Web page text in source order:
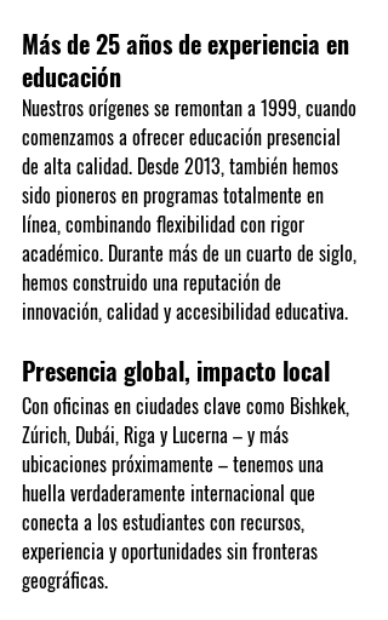
Más de 25 años de experiencia en
educación
Nuestros orígenes se remontan a 1999, cuando
comenzamos a ofrecer educación presencial
de alta calidad. Desde 2013, también hemos
sido pioneros en programas totalmente en
línea, combinando flexibilidad con rigor
académico. Durante más de un cuarto de siglo,
hemos construido una reputación de
innovación, calidad y accesibilidad educativa.
Presencia global, impacto local
Con oficinas en ciudades clave como Bishkek,
Zúrich, Dubái, Riga y Lucerna – y más
ubicaciones próximamente – tenemos una
huella verdaderamente internacional que
conecta a los estudiantes con recursos,
experiencia y oportunidades sin fronteras
geográficas.